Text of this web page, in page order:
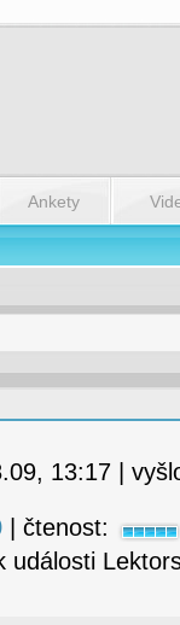
Ankety
13:17 |
| čtenost:
události